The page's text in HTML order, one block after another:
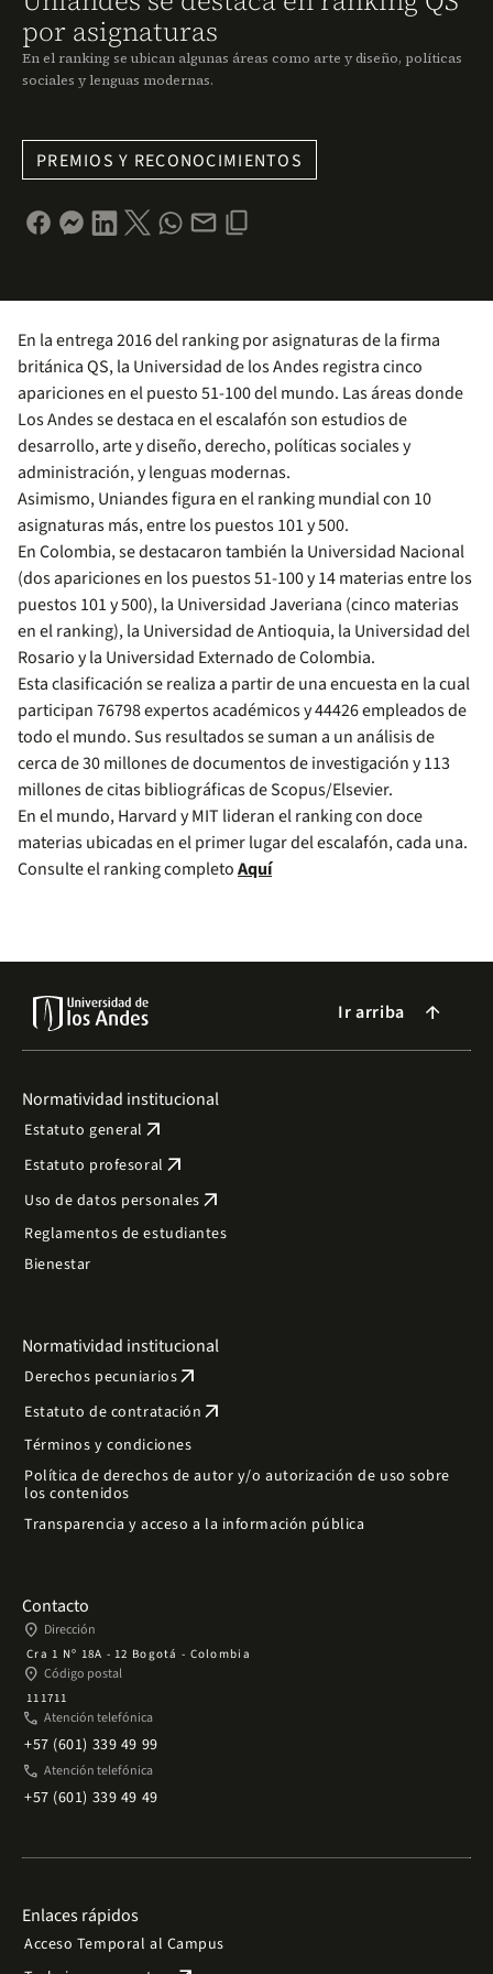
por asignaturas
En el ranking se ubican algunas áreas como arte y diseño, políticas
sociales y lenguas modernas.
PREMIOS Y RECONOCIMIENTOS
En la entrega 2016 del ranking por asignaturas de la firma
británica QS, la Universidad de los Andes registra cinco
apariciones en el puesto 51-100 del mundo. Las áreas donde
Los Andes se destaca en el escalafón son estudios de
desarrollo, arte y diseño, derecho, políticas sociales y
administración, y lenguas modernas.
Asimismo, Uniandes figura en el ranking mundial con 10
asignaturas más, entre los puestos 101 y 500.
En Colombia, se destacaron también la Universidad Nacional
(dos apariciones en los puestos 51-100 y 14 materias entre los
puestos 101 y 500), la Universidad Javeriana (cinco materias
en el ranking), la Universidad de Antioquia, la Universidad del
Rosario y la Universidad Externado de Colombia.
Esta clasificación se realiza a partir de una encuesta en la cual
participan 76798 expertos académicos y 44426 empleados de
todo el mundo. Sus resultados se suman a un análisis de
cerca de 30 millones de documentos de investigación y 113
millones de citas bibliográficas de Scopus/Elsevier.
En el mundo, Harvard y MIT lideran el ranking con doce
materias ubicadas en el primer lugar del escalafón, cada una.
Consulte el ranking completoAquí
Ir arriba arrow_forward
Normatividad institucional
Estatuto general arrow_outward
Estatuto profesoral arrow_outward
Uso de datos personales arrow_outward
Reglamentos de estudiantes
Bienestar
Normatividad institucional
Derechos pecuniariosarrow_outward
Estatuto de contratación arrow_outward
Términos y condiciones
Política de derechos de autor y/o autorización de uso sobre
los contenidos
Transparencia y acceso a la información pública
Contacto
place Dirección
Cra 1 Nº 18A - 12 Bogotá - Colombia
place Código postal
111711
phone Atención telefónica
+57 (601) 339 49 99
phone Atención telefónica
+57 (601) 339 49 49
Enlaces rápidos
Acceso Temporal al Campus